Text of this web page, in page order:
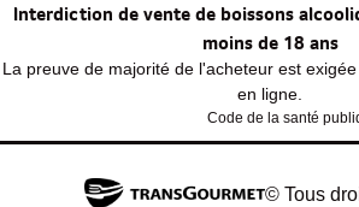
Interdiction de vente de boissons
moins de 18 ans
La preuve de majorité de l'acheteur est
en ligne.
Code de la santé
© Tous